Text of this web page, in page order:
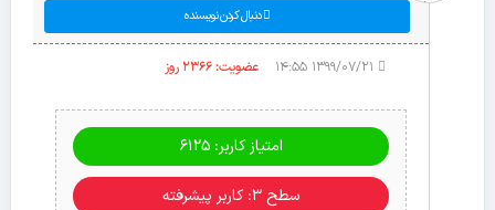
دنبال کردن نویسنده
عضویت: 2366 روز
امتیاز کاربر: 6125
سطح ۳: کاربر پیشرفته